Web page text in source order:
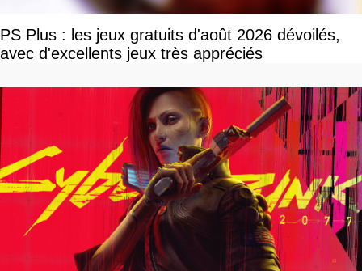
PS Plus : les jeux gratuits d'août 2026 dévoilés,
avec d'excellents jeux très appréciés